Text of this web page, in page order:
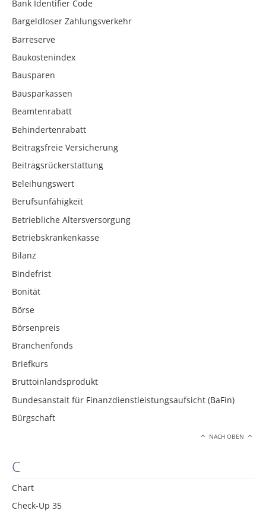
Bank Identifier Code
Bargeldloser Zahlungsverkehr
Barreserve
Baukostenindex
Bausparen
Bausparkassen
Beamtenrabatt
Behindertenrabatt
Beitragsfreie Versicherung
Beitragsrückerstattung
Beleihungswert
Berufsunfähigkeit
Betriebliche Altersversorgung
Betriebskrankenkasse
Bilanz
Bindefrist
Bonität
Börse
Börsenpreis
Branchenfonds
Briefkurs
Bruttoinlandsprodukt
Bundesanstalt für Finanzdienstleistungsaufsicht (BaFin)
Bürgschaft
NACH OBEN
C
Chart
Check-Up 35